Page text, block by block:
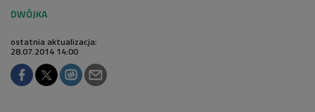
ostatnia aktualizacja:
28.07.2014 14:00